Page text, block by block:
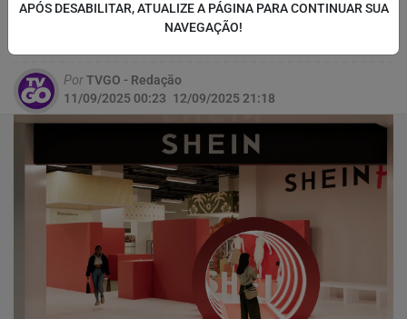
Wallig de 17 a 21 de setembro; visita deve
ser agendada e descontos chegam a 20%
PorTVGO - Redação
11/09/2025 00:23 12/09/2025 21:18
APÓS DESABILITAR, ATUALIZE A PÁGINA PARA CONTINUAR SUA
NAVEGAÇÃO!